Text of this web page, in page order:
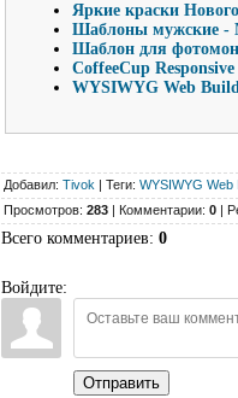
Яркие краски
Шаблоны мужские -
Шаблон для
CoffeeCup
WYSIWYG Web
Добавил: Tivok | Теги: WYSIWYG Web
Просмотров: 283 | Комментарии: 0 |
Всего комментариев: 0
Войдите:
Отправить